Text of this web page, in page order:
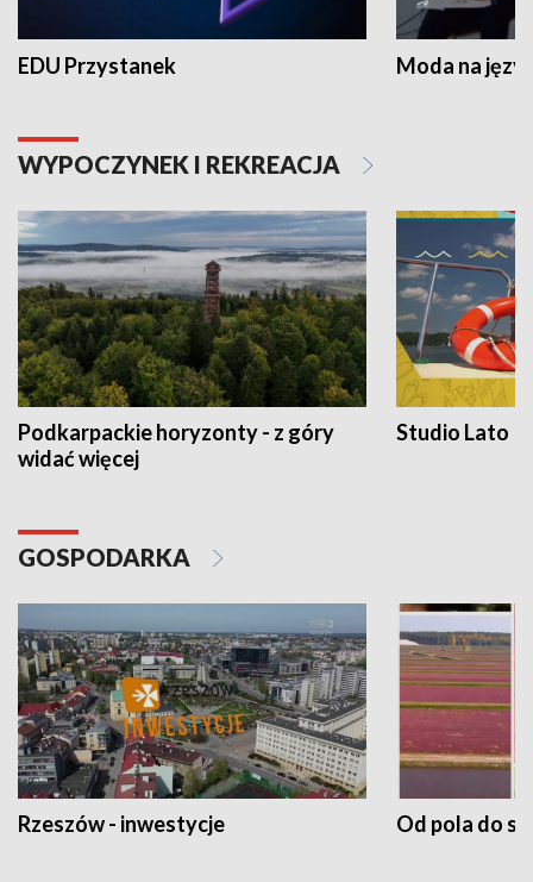
EDU Przystanek Moda na
WYPOCZYNEK I REKREACJA
Podkarpackie horyzonty - z góry
widać więcej
Studio Lato
GOSPODARKA
Rzeszów - inwestycje Od pola do